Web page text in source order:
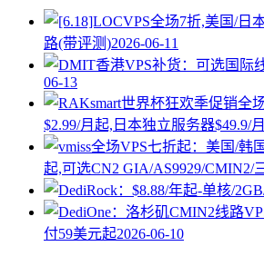
路(带评测)2026-06-11
06-13
$2.99/月起,日本独立服务器$49.9/
起,可选CN2 GIA/AS9929/CMIN2/
付59美元起2026-06-10